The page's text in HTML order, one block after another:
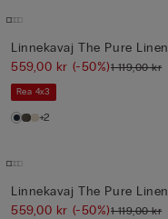
Linnekavaj The Pure Linen
559,00 kr (-50%)1 119,00 kr
Rea 4x3
+2
Linnekavaj The Pure Linen
559,00 kr (-50%)1 119,00 kr